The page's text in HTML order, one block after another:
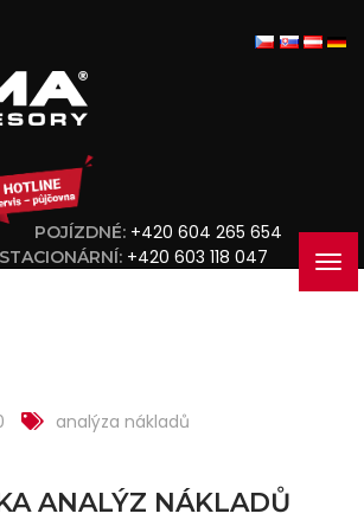
POJÍZDNÉ: +420 604 265 654
STACIONÁRNÍ: +420 603 118 047
analýza nákladů
ANALÝZ NÁKLADŮ